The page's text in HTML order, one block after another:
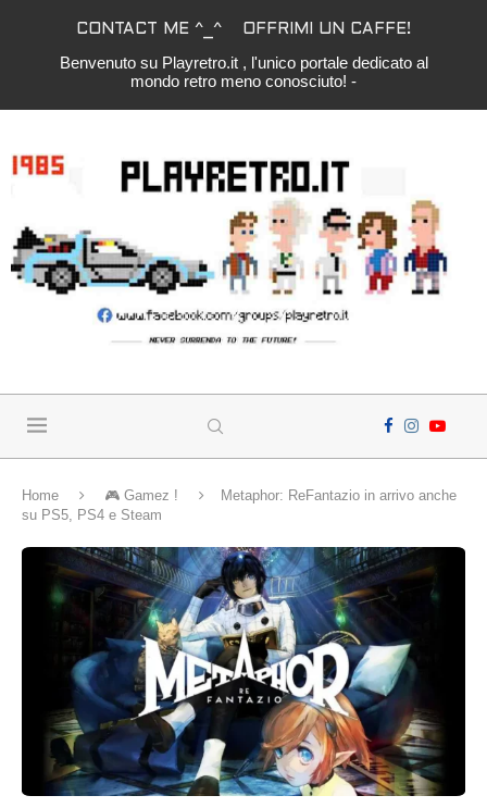
CONTACT ME ^_^ OFFRIMI UN CAFFE!
Benvenuto su Playretro.it , l'unico portale dedicato al
mondo retro meno conosciuto! -
Home 🎮 Gamez !
Metaphor: ReFantazio in arrivo anche
su PS5, PS4 e Steam